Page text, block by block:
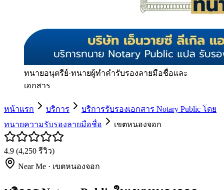
ทนายอนุตรีย์·ทนายผู้ทำคำรับรองลายมือชื่อและ
เอกสาร
หน้าแรก บริการ
บริการรับรองเอกสาร Notary Public โดย
ทนายความรับรองลายมือชื่อ
เขตหนองจอก
4.9 (4,250 รีวิว)
Near Me · เขตหนองจอก